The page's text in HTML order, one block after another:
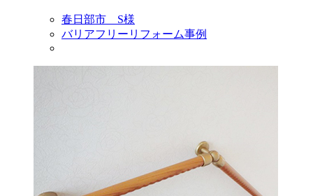
春日部市 S様
バリアフリーリフォーム事例